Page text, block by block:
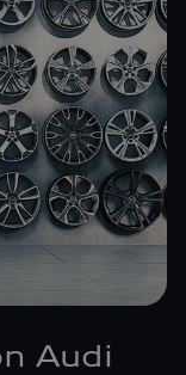
Audi